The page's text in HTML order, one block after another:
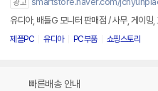
광고
유디아, 배틀G 모니터 판매점 / 사무, 게이밍,
제플PC 유디아 PC부품 쇼핑스토리
빠른배송 안내